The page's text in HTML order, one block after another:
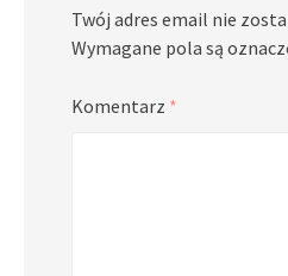
Twój adres email nie
Wymagane pola są
Komentarz *